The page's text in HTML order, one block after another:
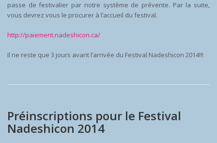
passe de festivalier par notre système de prévente. Par la suite,
vous devrez vous le procurer à l’accueil du festival.
http://paiement.nadeshicon.ca/
Il ne reste que 3 jours avant l’arrivée du Festival Nadeshicon 2014!!!
Préinscriptions pour le Festival
Nadeshicon 2014